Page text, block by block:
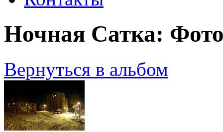
Ночная Сатка:
Вернуться в альбом